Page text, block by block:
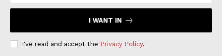
I WANT IN
I've read and accept the Privacy Policy.